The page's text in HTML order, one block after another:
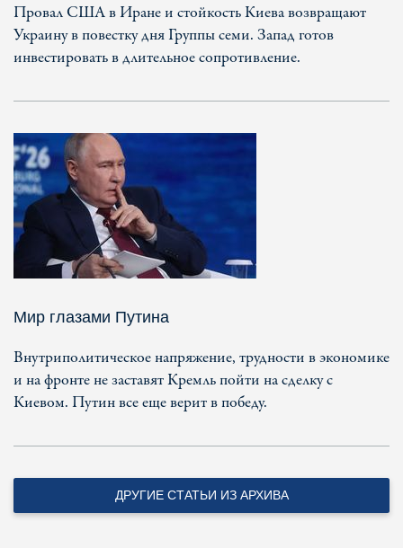
Провал США в Иране и стойкость Киева возвращают
Украину в повестку дня Группы семи. Запад готов
инвестировать в длительное сопротивление.
Мир глазами Путина
Внутриполитическое напряжение, трудности в экономике
и на фронте не заставят Кремль пойти на сделку с
Киевом. Путин все еще верит в победу.
ДРУГИЕ СТАТЬИ ИЗ АРХИВА